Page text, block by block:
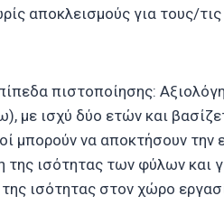
αποκλεισμούς για τους/τις
πιστοποίησης:
με ισχύ δύο ετών και
μπορούν να αποκτήσουν την
ισότητας των φύλων και
ισότητας στον χώρο